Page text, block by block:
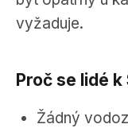
vyžaduje.
Proč se lidé
Žádný